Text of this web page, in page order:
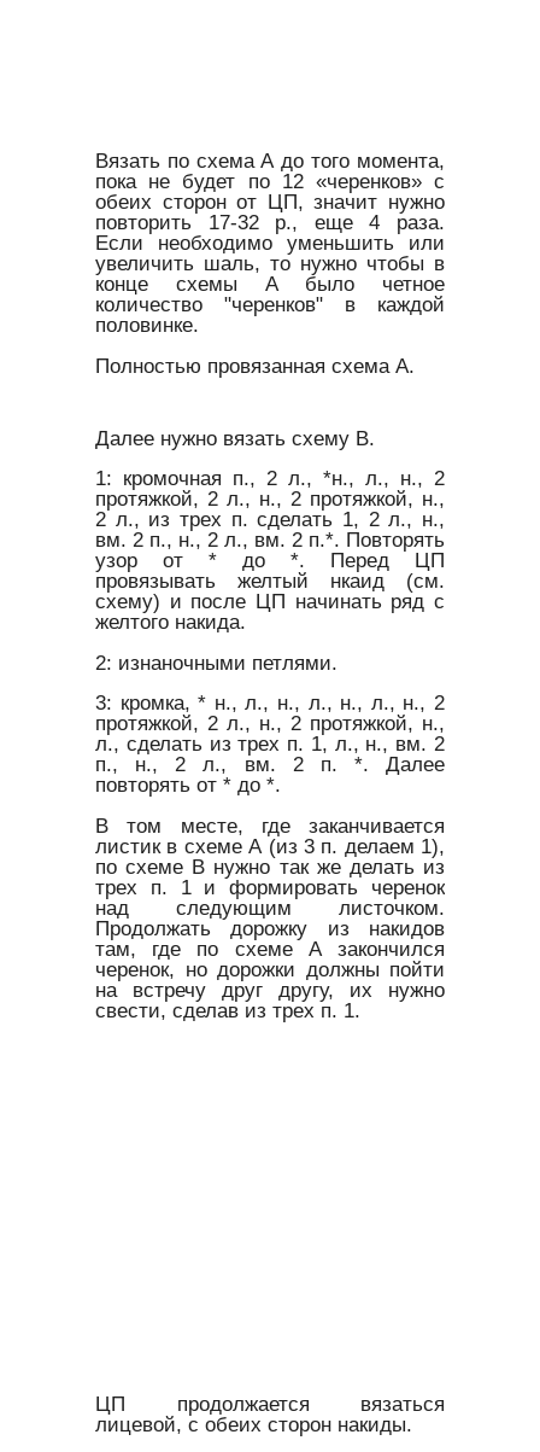
Вязать по схема А до того момента,
пока не будет по 12 «черенков» с
обеих сторон от ЦП, значит нужно
повторить 17-32 р., еще 4 раза.
Если необходимо уменьшить или
увеличить шаль, то нужно чтобы в
конце схемы А было четное
количество "черенков" в каждой
половинке.
Полностью провязанная схема А.
Далее нужно вязать схему В.
1: кромочная п., 2 л., *н., л., н., 2
протяжкой, 2 л., н., 2 протяжкой, н.,
2 л., из трех п. сделать 1, 2 л., н.,
вм. 2 п., н., 2 л., вм. 2 п.*. Повторять
узор от * до *. Перед ЦП
провязывать желтый нкаид (см.
схему) и после ЦП начинать ряд с
желтого накида.
2: изнаночными петлями.
3: кромка, * н., л., н., л., н., л., н., 2
протяжкой, 2 л., н., 2 протяжкой, н.,
л., сделать из трех п. 1, л., н., вм. 2
п., н., 2 л., вм. 2 п. *. Далее
повторять от * до *.
В том месте, где заканчивается
листик в схеме А (из 3 п. делаем 1),
по схеме В нужно так же делать из
трех п. 1 и формировать черенок
над следующим листочком.
Продолжать дорожку из накидов
там, где по схеме А закончился
черенок, но дорожки должны пойти
на встречу друг другу, их нужно
свести, сделав из трех п. 1.
ЦП продолжается вязаться
лицевой, с обеих сторон накиды.